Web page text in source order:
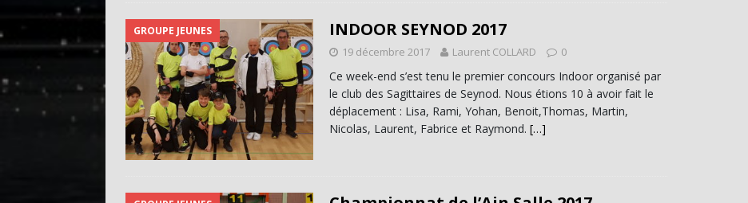
GROUPE JEUNES INDOOR SEYNOD 2017
19 décembre 2017 Laurent COLLARD 0
Ce week-end s’est tenu le premier concours Indoor organisé par
le club des Sagittaires de Seynod. Nous étions 10 à avoir fait le
déplacement : Lisa, Rami, Yohan, Benoit,Thomas, Martin,
Nicolas, Laurent, Fabrice et Raymond. […]